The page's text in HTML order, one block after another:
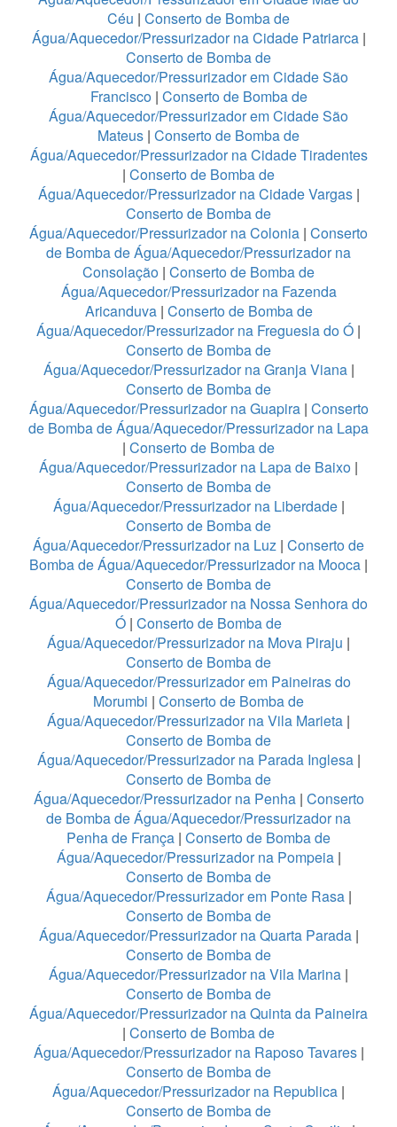
Céu | Conserto de Bomba de
Água/Aquecedor/Pressurizador na Cidade Patriarca|
Conserto de Bomba de
Água/Aquecedor/Pressurizador em Cidade São
Francisco | Conserto de Bomba de
Água/Aquecedor/Pressurizador em Cidade São
Mateus | Conserto de Bomba de
Água/Aquecedor/Pressurizador na Cidade Tiradentes
| Conserto de Bomba de
Água/Aquecedor/Pressurizador na Cidade Vargas |
Conserto de Bomba de
Água/Aquecedor/Pressurizador na Colonia | Conserto
de Bomba de Água/Aquecedor/Pressurizador na
Consolação | Conserto de Bomba de
Água/Aquecedor/Pressurizador na Fazenda
Aricanduva| Conserto de Bomba de
Água/Aquecedor/Pressurizador na Freguesia do Ó |
Conserto de Bomba de
Água/Aquecedor/Pressurizador na Granja Viana|
Conserto de Bomba de
Água/Aquecedor/Pressurizador na Guapira| Conserto
de Bomba de Água/Aquecedor/Pressurizador na Lapa
| Conserto de Bomba de
Água/Aquecedor/Pressurizador na Lapa de Baixo |
Conserto de Bomba de
Água/Aquecedor/Pressurizador na Liberdade |
Conserto de Bomba de
Água/Aquecedor/Pressurizador na Luz | Conserto de
Bomba de Água/Aquecedor/Pressurizador na Mooca |
Conserto de Bomba de
Água/Aquecedor/Pressurizador na Nossa Senhora do
Ó | Conserto de Bomba de
Água/Aquecedor/Pressurizador na Mova Piraju |
Conserto de Bomba de
Água/Aquecedor/Pressurizador em Paineiras do
Morumbi | Conserto de Bomba de
Água/Aquecedor/Pressurizador na Vila Marieta |
Conserto de Bomba de
Água/Aquecedor/Pressurizador na Parada Inglesa |
Conserto de Bomba de
Água/Aquecedor/Pressurizador na Penha| Conserto
de Bomba de Água/Aquecedor/Pressurizador na
Penha de França | Conserto de Bomba de
Água/Aquecedor/Pressurizador na Pompeia|
Conserto de Bomba de
Água/Aquecedor/Pressurizador em Ponte Rasa|
Conserto de Bomba de
Água/Aquecedor/Pressurizador na Quarta Parada|
Conserto de Bomba de
Água/Aquecedor/Pressurizador na Vila Marina |
Conserto de Bomba de
Água/Aquecedor/Pressurizador na Quinta da Paineira
| Conserto de Bomba de
Água/Aquecedor/Pressurizador na Raposo Tavares|
Conserto de Bomba de
Água/Aquecedor/Pressurizador na Republica |
Conserto de Bomba de